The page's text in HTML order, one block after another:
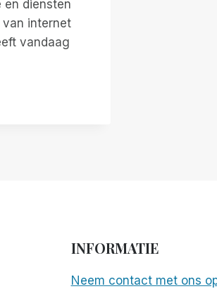
en diensten
internet
vandaag
INFORMATIE
Neem contact met ons